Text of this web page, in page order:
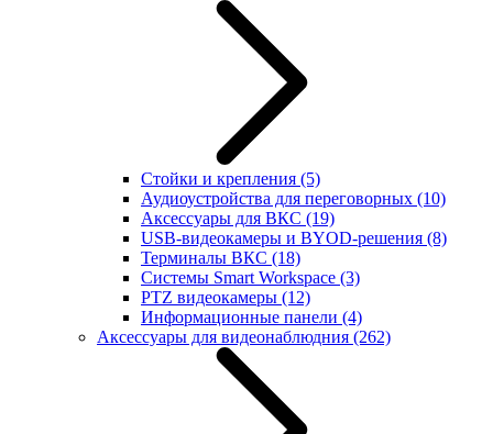
Стойки и крепления (5)
Аудиоустройства для переговорных (10)
Аксессуары для ВКС (19)
USB-видеокамеры и BYOD-решения (8)
Терминалы ВКС (18)
Системы Smart Workspace (3)
PTZ видеокамеры (12)
Информационные панели (4)
Аксессуары для видеонаблюдния (262)